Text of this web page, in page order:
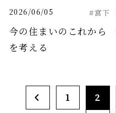
2026/06/05 #宮下
今の住まいのこれから
を考える
1 2